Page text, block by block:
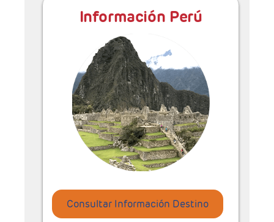
Información Perú
Consultar Información Destino